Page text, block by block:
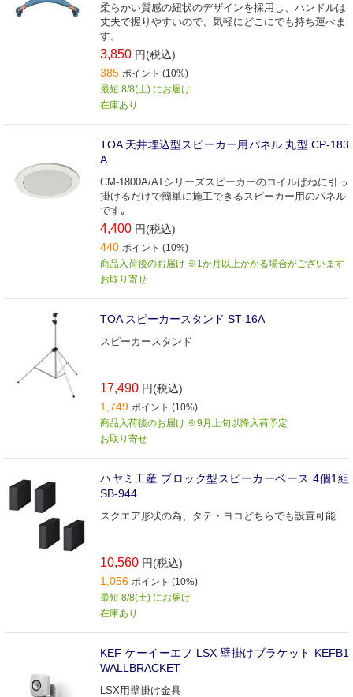
柔らかい質感の紐状のデザインを採用し、ハンドルは
丈夫で握りやすいので、気軽にどこにでも持ち運べま
す。
3,850 円(税込)
385 ポイント (10%)
最短 8/8(土) にお届け
在庫あり
TOA 天井埋込型スピーカー用パネル 丸型 CP-183
A
CM-1800A/ATシリーズスピーカーのコイルばねに引っ
掛けるだけで簡単に施工できるスピーカー用のパネル
です｡
4,400 円(税込)
440 ポイント (10%)
商品入荷後のお届け ※1か月以上かかる場合がございます
お取り寄せ
TOA スピーカースタンド ST-16A
スピーカースタンド
17,490 円(税込)
1,749 ポイント (10%)
商品入荷後のお届け ※9月上旬以降入荷予定
お取り寄せ
ハヤミ工産 ブロック型スピーカーベース 4個1組
SB-944
スクエア形状の為、タテ・ヨコどちらでも設置可能
10,560 円(税込)
1,056 ポイント (10%)
最短 8/8(土) にお届け
在庫あり
KEF ケーイーエフ LSX 壁掛けブラケット KEFB1
WALLBRACKET
LSX用壁掛け金具